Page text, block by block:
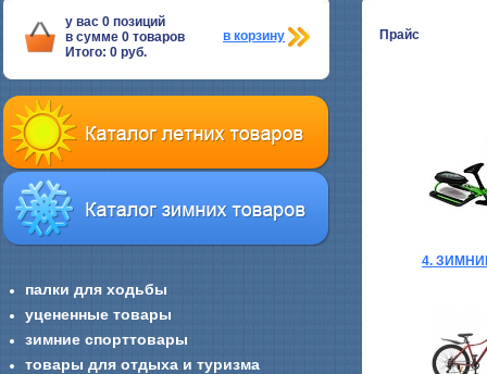
у вас 0 позиций
в сумме 0 товаров
Итого: 0 руб.
в корзину
палки для ходьбы
уцененные товары
зимние спорттовары
товары для отдыха и туризма
Прайс
4.